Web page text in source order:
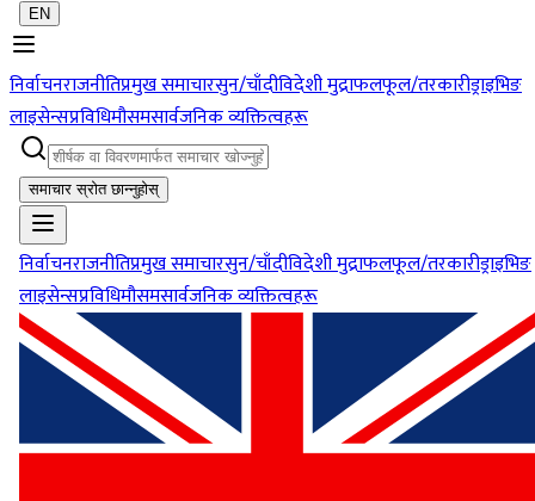
EN
निर्वाचनराजनीतिप्रमुख समाचारसुन/चाँदीविदेशी मुद्राफलफूल/तरकारीड्राइभिङ
लाइसेन्सप्रविधिमौसमसार्वजनिक व्यक्तित्वहरू
समाचार स्रोत छान्नुहोस्
निर्वाचनराजनीतिप्रमुख समाचारसुन/चाँदीविदेशी मुद्राफलफूल/तरकारीड्राइभिङ
लाइसेन्सप्रविधिमौसमसार्वजनिक व्यक्तित्वहरू